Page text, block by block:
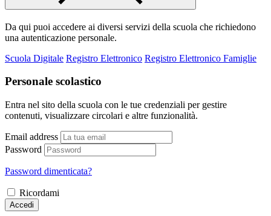
Da qui puoi accedere ai diversi servizi della scuola che richiedono
una autenticazione personale.
Scuola Digitale Registro Elettronico Registro Elettronico Famiglie
Personale scolastico
Entra nel sito della scuola con le tue credenziali per gestire
contenuti, visualizzare circolari e altre funzionalità.
Email address
Password
Password dimenticata?
Ricordami
Accedi